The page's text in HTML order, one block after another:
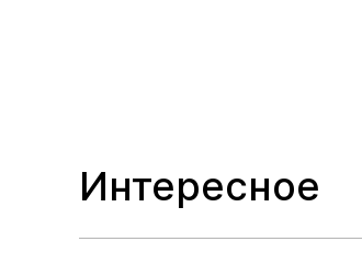
Интересное